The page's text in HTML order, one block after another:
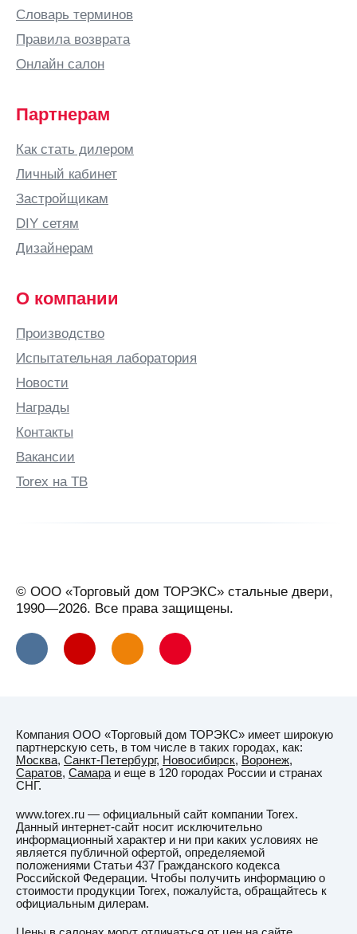
Словарь терминов
Правила возврата
Онлайн салон
Партнерам
Как стать дилером
Личный кабинет
Застройщикам
DIY сетям
Дизайнерам
О компании
Производство
Испытательная лаборатория
Новости
Награды
Контакты
Вакансии
Torex на ТВ
© ООО «Торговый дом ТОРЭКС» стальные двери,
1990—2026. Все права защищены.
Компания ООО «Торговый дом ТОРЭКС» имеет широкую
партнерскую сеть, в том числе в таких городах, как:
Москва, Санкт-Петербург, Новосибирск, Воронеж,
Саратов, Самараи еще в 120 городах России и странах
СНГ.
www.torex.ru — официальный сайт компании Torex.
Данный интернет-сайт носит исключительно
информационный характер и ни при каких условиях не
является публичной офертой, определяемой
положениями Статьи 437 Гражданского кодекса
Российской Федерации. Чтобы получить информацию о
стоимости продукции Torex, пожалуйста, обращайтесь к
официальным дилерам.